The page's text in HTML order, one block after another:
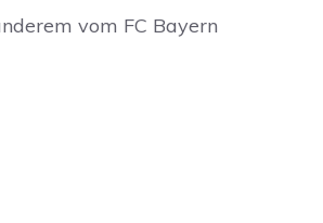
vom FC Bayern